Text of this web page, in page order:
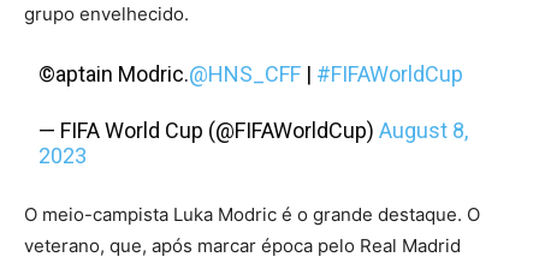
grupo envelhecido.
©️aptain Modric.@HNS_CFF | #FIFAWorldCup
— FIFA World Cup (@FIFAWorldCup)August 8,
2023
O meio-campista Luka Modric é o grande destaque. O
veterano, que, após marcar época pelo Real Madrid